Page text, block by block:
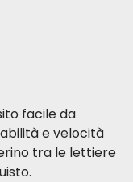
facile da
e velocità
tra le lettiere